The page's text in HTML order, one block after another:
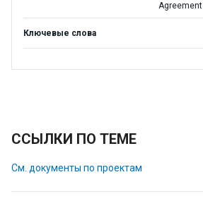
Agreement
Ключевые слова
ССЫЛКИ ПО ТЕМЕ
См. документы по проектам